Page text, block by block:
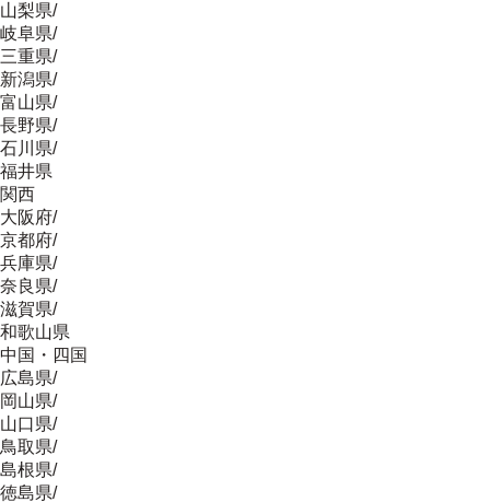
山梨県/
岐阜県/
三重県/
新潟県/
富山県/
長野県/
石川県/
福井県
関西
大阪府/
京都府/
兵庫県/
奈良県/
滋賀県/
和歌山県
中国・四国
広島県/
岡山県/
山口県/
鳥取県/
島根県/
徳島県/